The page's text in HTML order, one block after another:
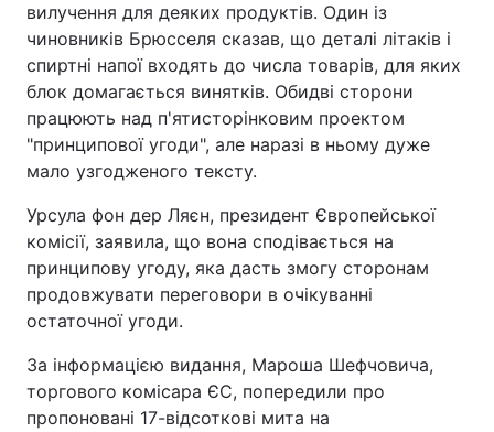
вилучення для деяких продуктів. Один із
чиновників Брюсселя сказав, що деталі літаків і
спиртні напої входять до числа товарів, для яких
блок домагається винятків. Обидві сторони
працюють над п'ятисторінковим проектом
"принципової угоди", але наразі в ньому дуже
мало узгодженого тексту.
Урсула фон дер Ляєн, президент Європейської
комісії, заявила, що вона сподівається на
принципову угоду, яка дасть змогу сторонам
продовжувати переговори в очікуванні
остаточної угоди.
За інформацією видання, Мароша Шефчовича,
торгового комісара ЄС, попередили про
пропоновані 17-відсоткові мита на